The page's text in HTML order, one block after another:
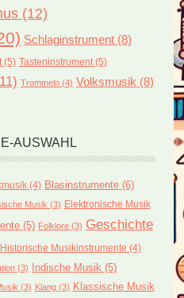
(12)
Schlaginstrument(8)
(5) Tasteninstrument(5)
Trommeln(4) Volksmusik (8)
AUSWAHL
(4) Blasinstrumente(6)
Musik (3) Elektronische Musik
(5) Folklore(3) Geschichte
Historische Musikinstrumente (4)
(3) Indische Musik (5)
(3) Klang(3) Klassische Musik